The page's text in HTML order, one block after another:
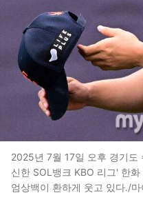
2025년 7월 17일 오후 경기
신한 SOL뱅크 KBO 리그' 한
엄상백이 환하게 웃고 있다./마